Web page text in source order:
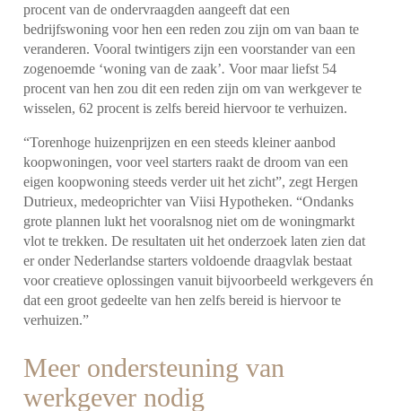
procent van de ondervraagden aangeeft dat een
bedrijfswoning voor hen een reden zou zijn om van baan te
veranderen. Vooral twintigers zijn een voorstander van een
zogenoemde ‘woning van de zaak’. Voor maar liefst 54
procent van hen zou dit een reden zijn om van werkgever te
wisselen, 62 procent is zelfs bereid hiervoor te verhuizen.
“Torenhoge huizenprijzen en een steeds kleiner aanbod
koopwoningen, voor veel starters raakt de droom van een
eigen koopwoning steeds verder uit het zicht”, zegt Hergen
Dutrieux, medeoprichter van Viisi Hypotheken. “Ondanks
grote plannen lukt het vooralsnog niet om de woningmarkt
vlot te trekken. De resultaten uit het onderzoek laten zien dat
er onder Nederlandse starters voldoende draagvlak bestaat
voor creatieve oplossingen vanuit bijvoorbeeld werkgevers én
dat een groot gedeelte van hen zelfs bereid is hiervoor te
verhuizen.”
Meer ondersteuning van
werkgever nodig